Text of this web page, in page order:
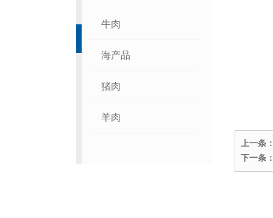
牛肉
海产品
猪肉
羊肉
上一条
下一条